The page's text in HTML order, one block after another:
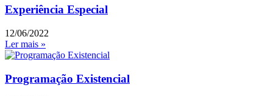
Experiência Especial
12/06/2022
Ler mais »
Programação Existencial